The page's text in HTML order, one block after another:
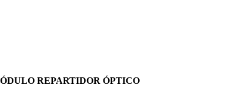
REPARTIDOR ÓPTICO